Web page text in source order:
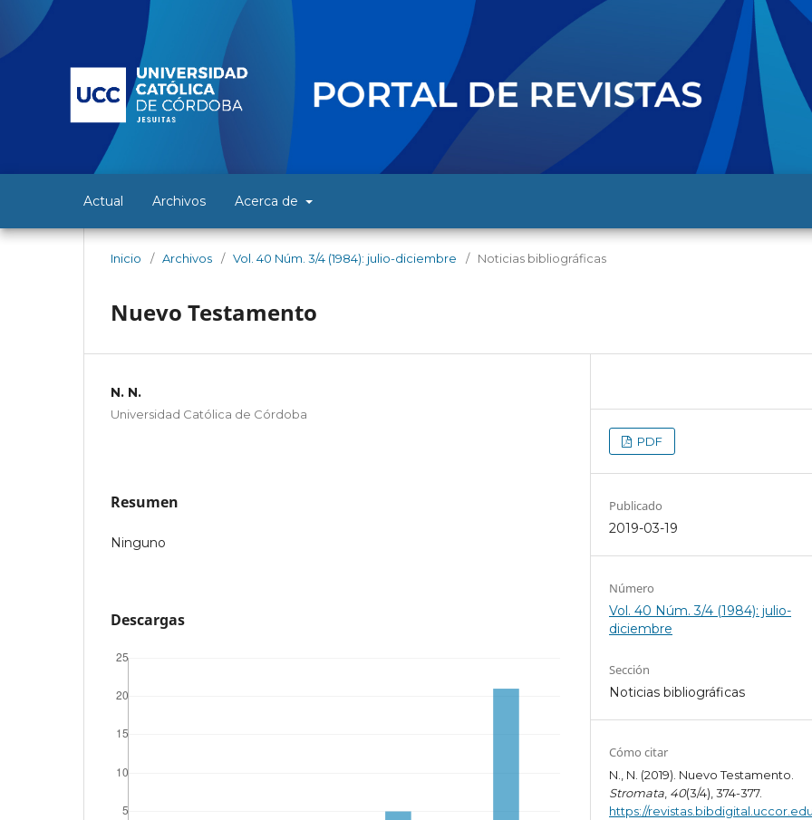
Actual Archivos Acerca de
Inicio / Archivos / Vol. 40 Núm. 3/4 (1984): julio-diciembre / Noticias bibliográficas
Nuevo Testamento
N. N.
Universidad Católica de Córdoba
Resumen
Ninguno
Descargas
PDF
Publicado
2019-03-19
Número
Vol. 40 Núm. 3/4 (1984): julio-
diciembre
Sección
Noticias bibliográficas
Cómo citar
N., N. (2019). Nuevo Testamento.
Stromata 40(3/4), 374-377.
https://